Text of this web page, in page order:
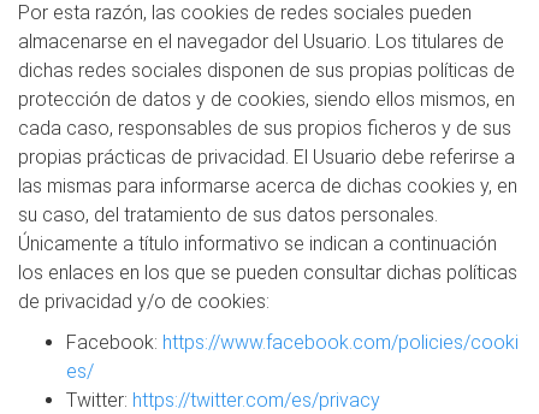
Por esta razón, las cookies de redes sociales pueden
almacenarse en el navegador del Usuario. Los titulares de
dichas redes sociales disponen de sus propias políticas de
protección de datos y de cookies, siendo ellos mismos, en
cada caso, responsables de sus propios ficheros y de sus
propias prácticas de privacidad. El Usuario debe referirse a
las mismas para informarse acerca de dichas cookies y, en
su caso, del tratamiento de sus datos personales.
Únicamente a título informativo se indican a continuación
los enlaces en los que se pueden consultar dichas políticas
de privacidad y/o de cookies:
Facebook: https://www.facebook.com/policies/cooki
es/
Twitter: https://twitter.com/es/privacy